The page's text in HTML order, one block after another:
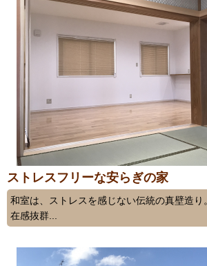
ストレスフリーな安らぎの家
和室は、ストレスを感じない伝統の真壁造
在感抜群...